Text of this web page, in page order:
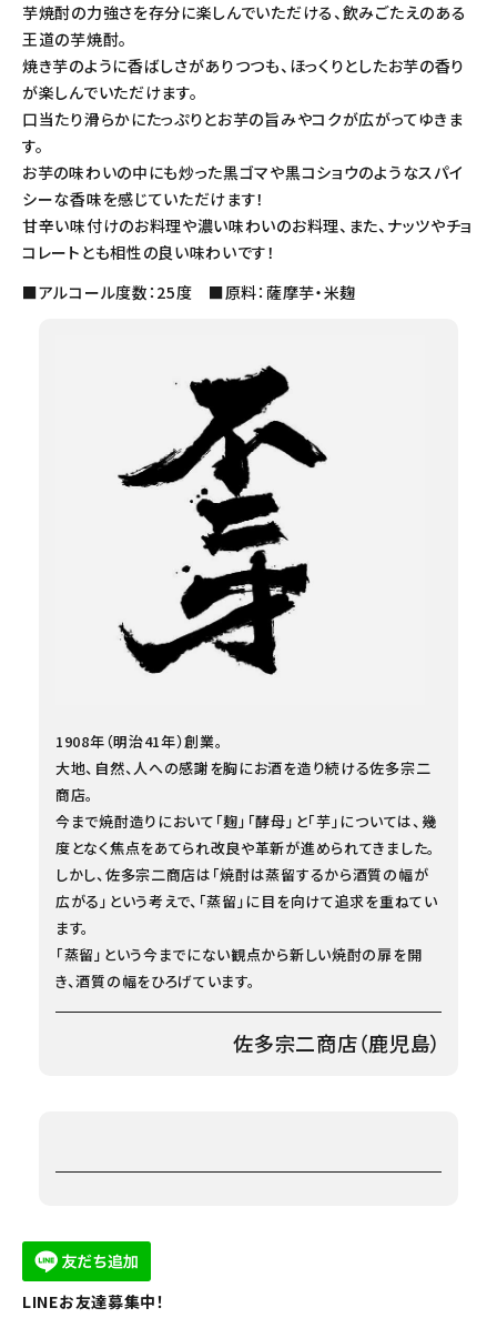
芋焼酎の力強さを存分に楽しんでいただける、飲みごたえのある
王道の芋焼酎。
焼き芋のように香ばしさがありつつも、ほっくりとしたお芋の香り
が楽しんでいただけます。
口当たり滑らかにたっぷりとお芋の旨みやコクが広がってゆきま
す。
お芋の味わいの中にも炒った黒ゴマや黒コショウのようなスパイ
シーな香味を感じていただけます！
甘辛い味付けのお料理や濃い味わいのお料理、また、ナッツやチョ
コレートとも相性の良い味わいです！
■アルコール度数：25度 ■原料：薩摩芋・米麹
1908年（明治41年）創業。
大地、自然、人への感謝を胸にお酒を造り続ける佐多宗二
商店。
今まで焼酎造りにおいて「麹」「酵母」と「芋」については、幾
度となく焦点をあてられ改良や革新が進められてきました。
しかし、佐多宗二商店は「焼酎は蒸留するから酒質の幅が
広がる」という考えで、「蒸留」に目を向けて追求を重ねてい
ます。
「蒸留」という今までにない観点から新しい焼酎の扉を開
き、酒質の幅をひろげています。
佐多宗二商店（鹿児島）
LINEお友達募集中！